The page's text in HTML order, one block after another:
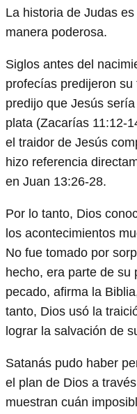
La historia de Judas
manera poderosa.
Siglos antes del
profecías predijeron
predijo que Jesús
plata (Zacarías 11:12-
el traidor de Jesús
hizo referencia
en Juan 13:26-28.
Por lo tanto, Dios
los acontecimientos
No fue tomado por
hecho, era parte de su
pecado, afirma la
tanto, Dios usó la
lograr la salvación de
Satanás pudo haber
el plan de Dios a
muestran cuán